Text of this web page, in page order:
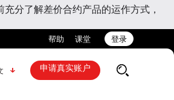
分了解差价合约产品的运作方式，
帮助 课堂 登录
申请真实账户